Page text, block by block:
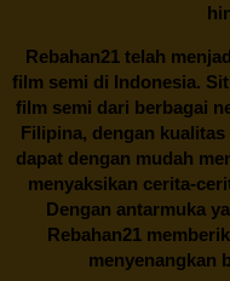
Rebahan21telah
film semi di Indonesia.
film semi dari berbagai
Filipina, dengan
dapat dengan mudah
menyaksikan cerita-
Dengan antarmuka
Rebahan21
menyenangkan